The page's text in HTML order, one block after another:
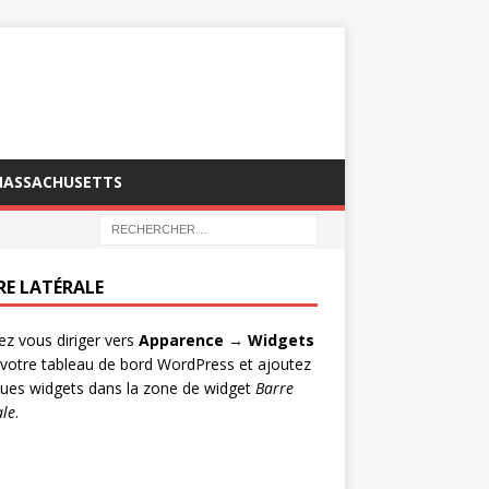
LATÉRALE
vous diriger vers Apparence → Widgets
tableau de bord WordPress et ajoutez
widgets dans la zone de widget Barre
.